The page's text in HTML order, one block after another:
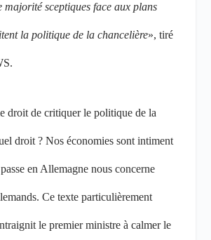
majorité sceptiques face aux plans
la politique de la chancelière», tiré
droit de critiquer le politique de la
droit ? Nos économies sont intiment
en Allemagne nous concerne
Ce texte particulièrement
le premier ministre à calmer le